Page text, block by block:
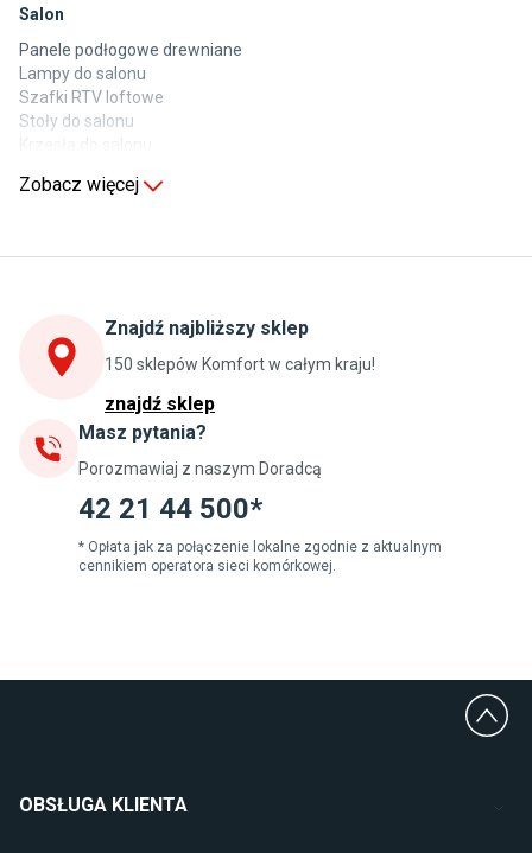
Salon
Panele podłogowe drewniane
Lampy do salonu
Szafki RTV loftowe
Stoły do salonu
Stoły do kuchni
Szafki kuchenne wiszące (górne)
Szafki pod zlewozmywak
Blaty kuchenne laminowane
Jadalnia
Stoły do jadalni
Krzesła do jadalni
Dywany szare
Lampy w stylu loftowym
Lampy wiszące do jadalni
Wanny Cersanit
Zobacz więcej
Znajdź najbliższy sklep
150 sklepów Komfort w całym kraju!
znajdź sklep
Masz pytania?
Porozmawiaj z naszym Doradcą
42 21 44 500*
* Opłata jak za połączenie lokalne zgodnie z aktualnym
cennikiem operatora sieci komórkowej.
OBSŁUGA KLIENTA